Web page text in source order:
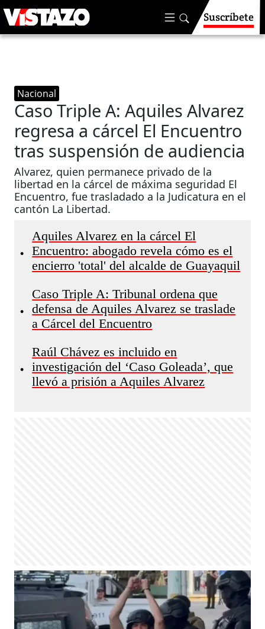
Suscríbete
Nacional
Caso Triple A: Aquiles Alvarez
regresa a cárcel El Encuentro
tras suspensión de audiencia
Alvarez, quien permanece privado de la
libertad en la cárcel de máxima seguridad El
Encuentro, fue trasladado a la Judicatura en el
cantón La Libertad.
•
Aquiles Alvarez en la cárcel El
Encuentro: abogado revela cómo es el
encierro 'total' del alcalde de Guayaquil
•
Caso Triple A: Tribunal ordena que
defensa de Aquiles Alvarez se traslade
a Cárcel del Encuentro
•
Raúl Chávez es incluido en
investigación del ‘Caso Goleada’, que
llevó a prisión a Aquiles Alvarez